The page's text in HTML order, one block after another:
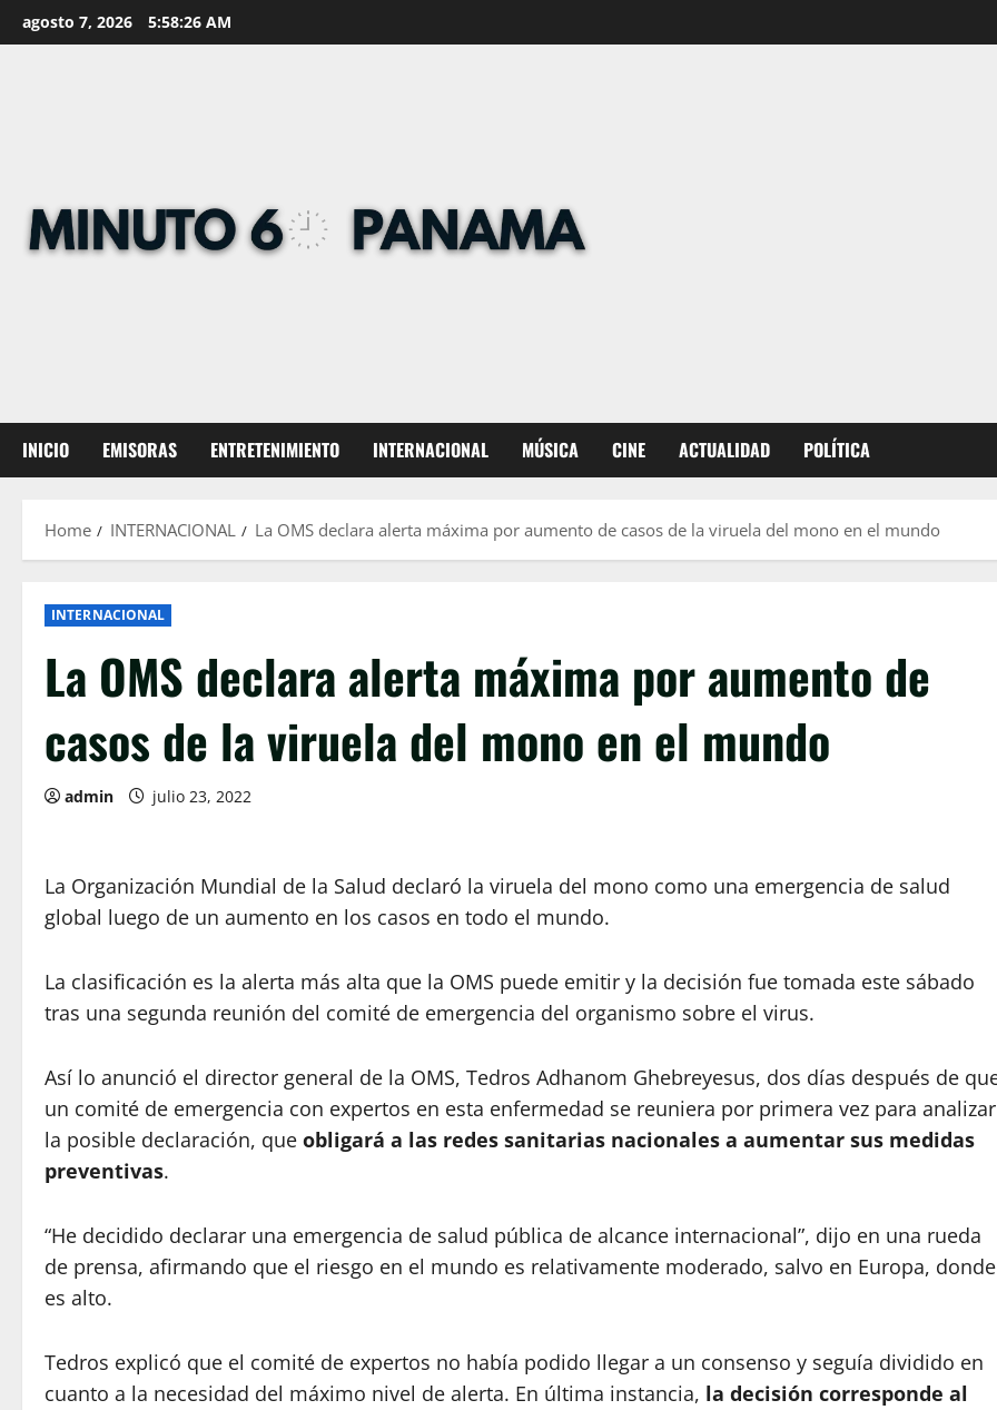
to
agosto 7, 2026 5:58:27 AM
INICIO EMISORAS ENTRETENIMIENTO INTERNACIONAL MÚSICA CINE ACTUALIDAD POLÍTICA
Home INTERNACIONAL La OMS declara alerta máxima por aumento de casos de la viruela del mono en el mundo
INTERNACIONAL
La OMS declara alerta máxima por aumento de
casos de la viruela del mono en el mundo
admin julio 23, 2022
La Organización Mundial de la Salud declaró la viruela del mono como una emergencia de salud
global luego de un aumento en los casos en todo el mundo.
La clasificación es la alerta más alta que la OMS puede emitir y la decisión fue tomada este sábado
tras una segunda reunión del comité de emergencia del organismo sobre el virus.
Así lo anunció el director general de la OMS, Tedros Adhanom Ghebreyesus, dos días después de
un comité de emergencia con expertos en esta enfermedad se reuniera por primera vez para analizar
la posible declaración, que obligará a las redes sanitarias nacionales a aumentar sus medidas
preventivas.
“He decidido declarar una emergencia de salud pública de alcance internacional”, dijo en una rueda
de prensa, afirmando que el riesgo en el mundo es relativamente moderado, salvo en Europa, donde
es alto.
Tedros explicó que el comité de expertos no había podido llegar a un consenso y seguía dividido en
cuanto a la necesidad del máximo nivel de alerta. En última instancia, la decisión corresponde al